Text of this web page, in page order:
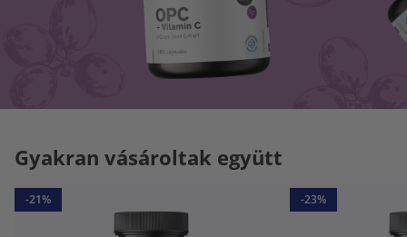
Gyakran vásároltak együtt
-21% -23%